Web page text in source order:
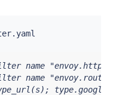
name
name